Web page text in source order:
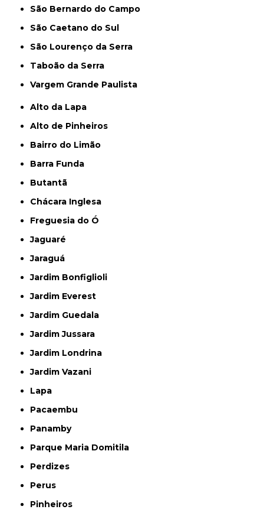
São Bernardo do Campo
São Caetano do Sul
São Lourenço da Serra
Taboão da Serra
Vargem Grande Paulista
Alto da Lapa
Alto de Pinheiros
Bairro do Limão
Barra Funda
Butantã
Chácara Inglesa
Freguesia do Ó
Jaguaré
Jaraguá
Jardim Bonfiglioli
Jardim Everest
Jardim Guedala
Jardim Jussara
Jardim Londrina
Jardim Vazani
Lapa
Pacaembu
Panamby
Parque Maria Domitila
Perdizes
Perus
Pinheiros